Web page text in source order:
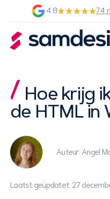
4.8 74
Hoe krijg
de HTML in
Auteur: Angel
Laatst geüpdatet: 27